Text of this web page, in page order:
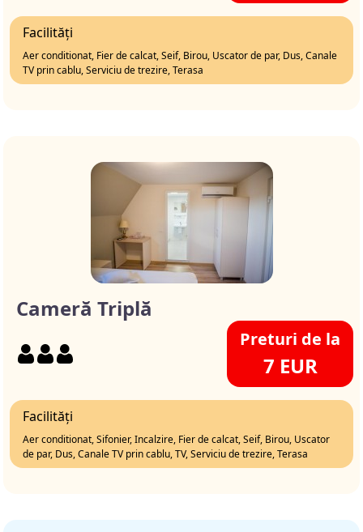
Facilități
Aer conditionat, Fier de calcat, Seif, Birou, Uscator de par, Dus, Canale
TV prin cablu, Serviciu de trezire, Terasa
Cameră Triplă
Preturi de la
7 EUR
Facilități
Aer conditionat, Sifonier, Incalzire, Fier de calcat, Seif, Birou, Uscator
de par, Dus, Canale TV prin cablu, TV, Serviciu de trezire, Terasa